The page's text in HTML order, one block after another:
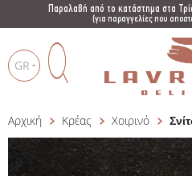
Παραλαβή από το κατάστημα στα
(για παραγγελίες που
GR
Products
search
Το καλάθι μου )
Αρχική Κρέας Χοιρινό